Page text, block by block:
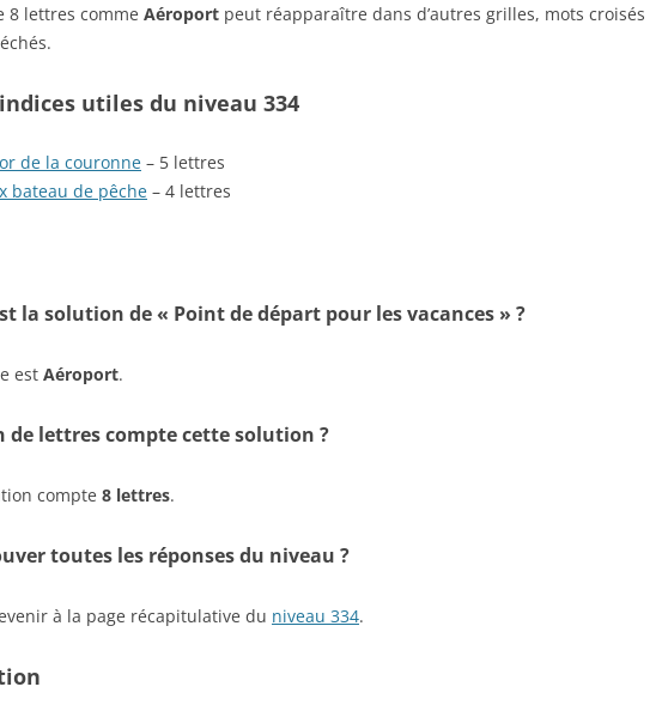
8 lettres comme Aéroport peut réapparaître dans d’autres grilles, mots croisés
utiles du niveau 334
de la couronne – 5 lettres
bateau de pêche – 4 lettres
la solution de « Point de départ pour les vacances » ?
est Aéroport.
de lettres compte cette solution ?
compte 8 lettres.
toutes les réponses du niveau ?
à la page récapitulative du niveau 334.